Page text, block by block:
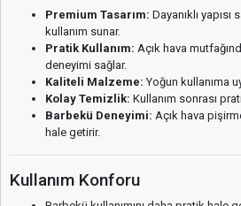
Premium Tasarım: Dayanıklı
kullanım sunar.
Pratik Kullanım: Açık hava
deneyimi sağlar.
Kaliteli Malzeme: Yoğun kullanıma
Kolay Temizlik: Kullanım sonrası
Barbekü Deneyimi: Açık hava
hale getirir.
Kullanım Konforu